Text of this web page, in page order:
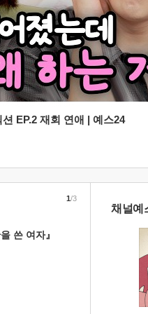
EP.2 재회 연애 | 예스24
쓴 여자』
1/3
채널예